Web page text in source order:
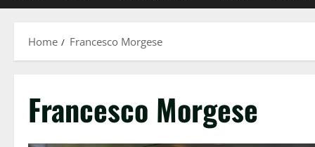
Home Francesco Morgese
Francesco Morgese